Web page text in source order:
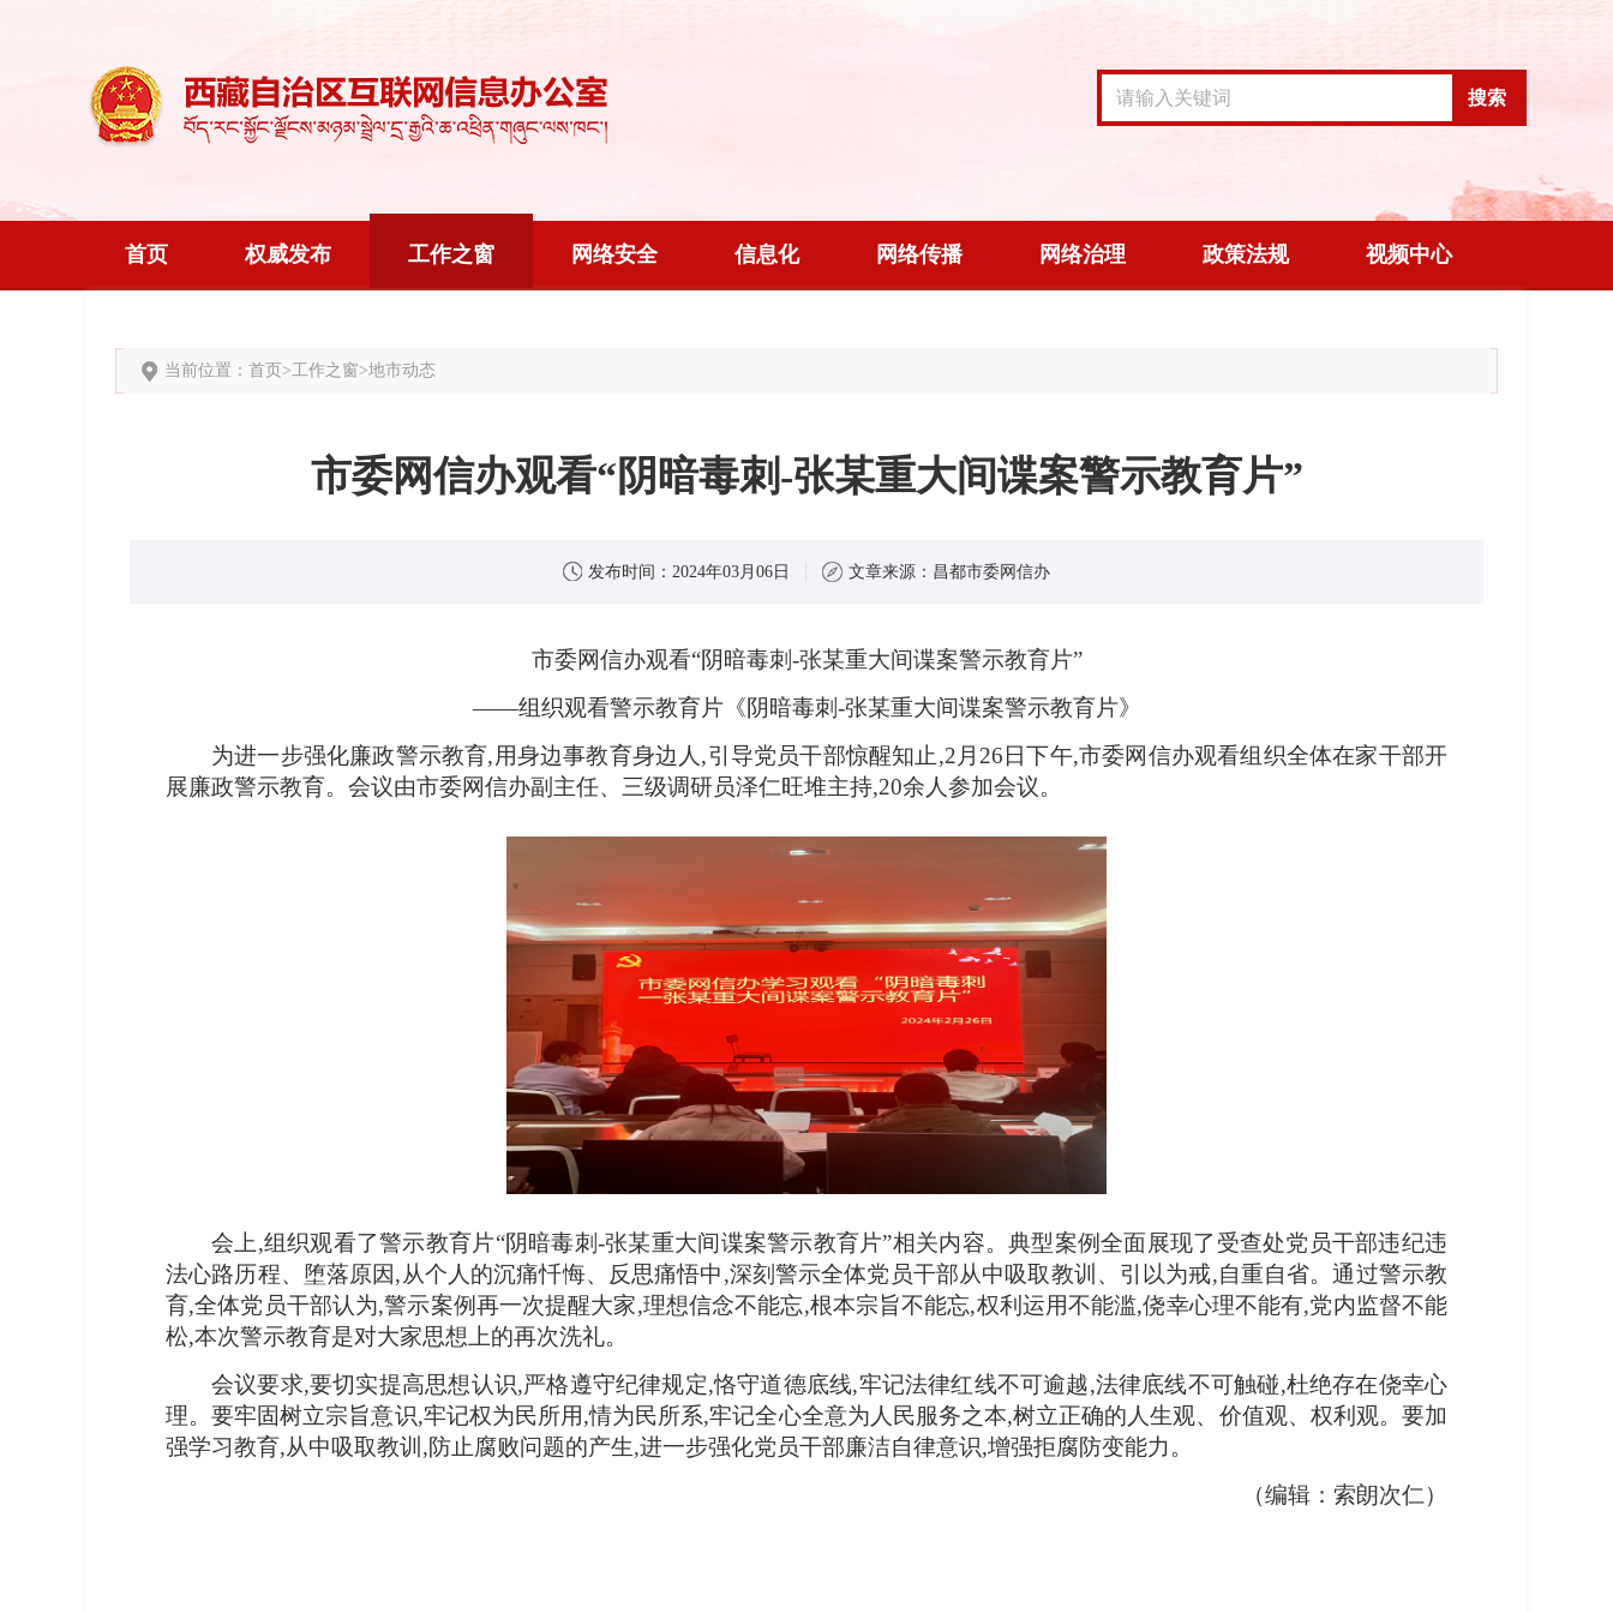
搜索
首页 权威发布 工作之窗 网络安全 信息化 网络传播 网络治理 政策法规 视频中心
当前位置： 首页 >工作之窗>地市动态
市委网信办观看“阴暗毒刺-张某重大间谍案警示教育片”
发布时间： 2024年03月06日 文章来源： 昌都市委网信办
市委网信办观看“阴暗毒刺-张某重大间谍案警示教育片”
——组织观看警示教育片《阴暗毒刺-张某重大间谍案警示教育片》
为进一步强化廉政警示教育,用身边事教育身边人,引导党员干部惊醒知止,2月26日下午,市委网信办观看组织全体在家干部开
展廉政警示教育。会议由市委网信办副主任、三级调研员泽仁旺堆主持,20余人参加会议。
会上,组织观看了警示教育片“阴暗毒刺-张某重大间谍案警示教育片”相关内容。典型案例全面展现了受查处党员干部违纪违
法心路历程、堕落原因,从个人的沉痛忏悔、反思痛悟中,深刻警示全体党员干部从中吸取教训、引以为戒,自重自省。通过警示教
育,全体党员干部认为,警示案例再一次提醒大家,理想信念不能忘,根本宗旨不能忘,权利运用不能滥,侥幸心理不能有,党内监督不能
松,本次警示教育是对大家思想上的再次洗礼。
会议要求,要切实提高思想认识,严格遵守纪律规定,恪守道德底线,牢记法律红线不可逾越,法律底线不可触碰,杜绝存在侥幸心
理。要牢固树立宗旨意识,牢记权为民所用,情为民所系,牢记全心全意为人民服务之本,树立正确的人生观、价值观、权利观。要加
强学习教育,从中吸取教训,防止腐败问题的产生,进一步强化党员干部廉洁自律意识,增强拒腐防变能力。
（编辑：索朗次仁）